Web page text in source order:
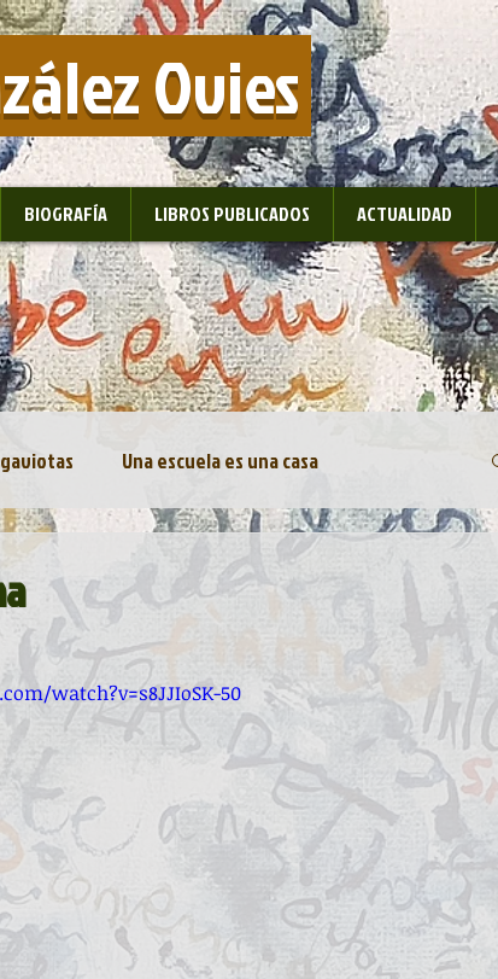
Ovies
BIOGRAFÍA LIBROS PUBLICADOS ACTUALIDAD
Una escuela es una casa
La ventana BocArtes y Oficios
Asociación d'Escritores d'Asturies
Fundación Princesa de Asturias Una mitología
de la Poesía Día del Libro
Recital Taller literario
watch?v=s8JJIoSK-50